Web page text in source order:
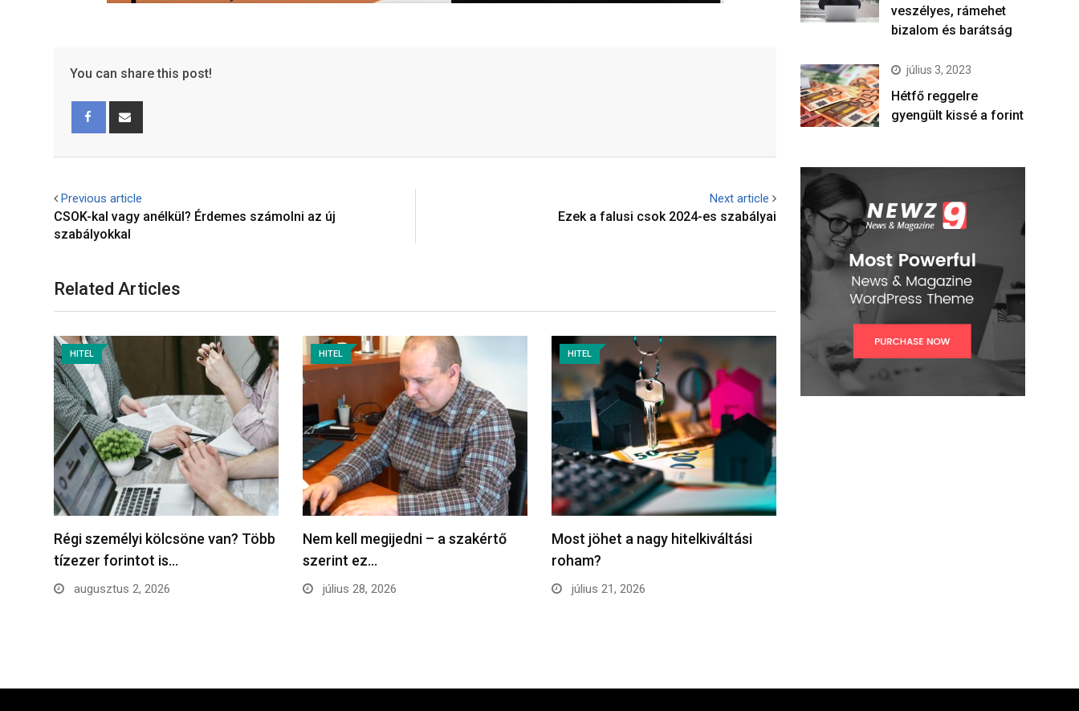
You can share this post!
Previous article
CSOK-kal vagy anélkül? Érdemes számolni az új
szabályokkal
Next article
Ezek a falusi csok 2024-es szabályai
Related Articles
HITEL
Régi személyi kölcsöne van? Több
tízezer forintot is…
augusztus 2, 2026
HITEL
Nem kell megijedni – a szakértő
szerint ez…
július 28, 2026
HITEL
Most jöhet a nagy hitelkiváltási
roham?
július 21, 2026
veszélyes, rámehet
bizalom és barátság
július 3, 2023
Hétfő reggelre
gyengült kissé a forint